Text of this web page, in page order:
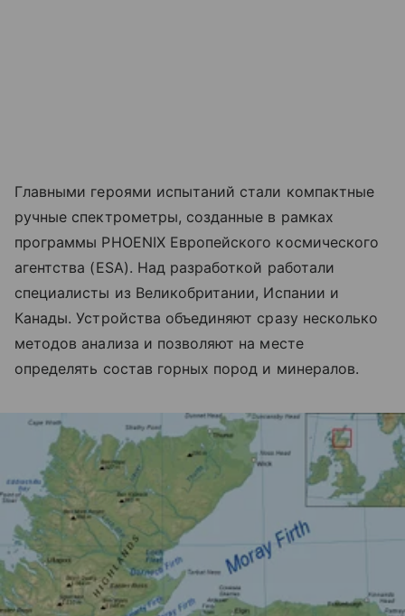
Главными героями испытаний стали компактные
ручные спектрометры, созданные в рамках
программы PHOENIX Европейского космического
агентства (ESA). Над разработкой работали
специалисты из Великобритании, Испании и
Канады. Устройства объединяют сразу несколько
методов анализа и позволяют на месте
определять состав горных пород и минералов.